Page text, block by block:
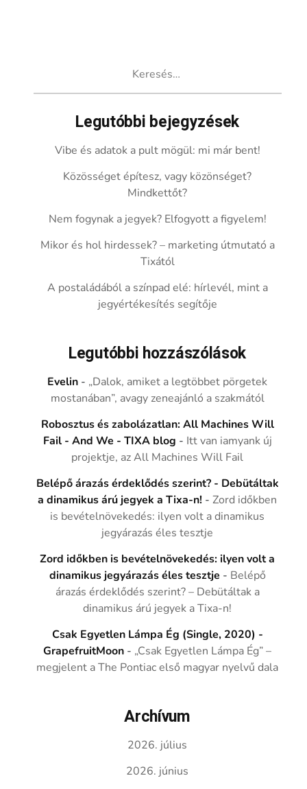
Legutóbbi bejegyzések
Vibe és adatok a pult mögül: mi már bent!
Közösséget építesz, vagy közönséget?
Mindkettőt?
Nem fogynak a jegyek? Elfogyott a figyelem!
Mikor és hol hirdessek? – marketing útmutató a
Tixától
A postaládából a színpad elé: hírlevél, mint a
jegyértékesítés segítője
Legutóbbi hozzászólások
Evelin - „Dalok, amiket a legtöbbet pörgetek
mostanában”, avagy zeneajánló a szakmától
Robosztus és zabolázatlan: All Machines Will
Fail - And We - TIXA blog - Itt van iamyank új
projektje, az All Machines Will Fail
Belépő árazás érdeklődés szerint? - Debütáltak
a dinamikus árú jegyek a Tixa-n! -Zord időkben
is bevételnövekedés: ilyen volt a dinamikus
jegyárazás éles tesztje
Zord időkben is bevételnövekedés: ilyen volt a
dinamikus jegyárazás éles tesztje - Belépő
árazás érdeklődés szerint? – Debütáltak a
dinamikus árú jegyek a Tixa-n!
Csak Egyetlen Lámpa Ég (Single, 2020) -
GrapefruitMoon - „Csak Egyetlen Lámpa Ég” –
megjelent a The Pontiac első magyar nyelvű dala
Archívum
2026. július
2026. június